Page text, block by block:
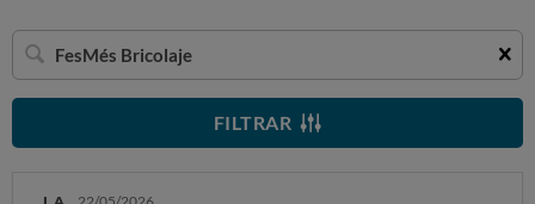
Buscar
una
empresa
FILTRAR